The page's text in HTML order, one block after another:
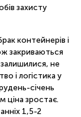
захисту
контейнерів і
закриваються
не
і логістика у
січень
ціна зростає.
1,5-2